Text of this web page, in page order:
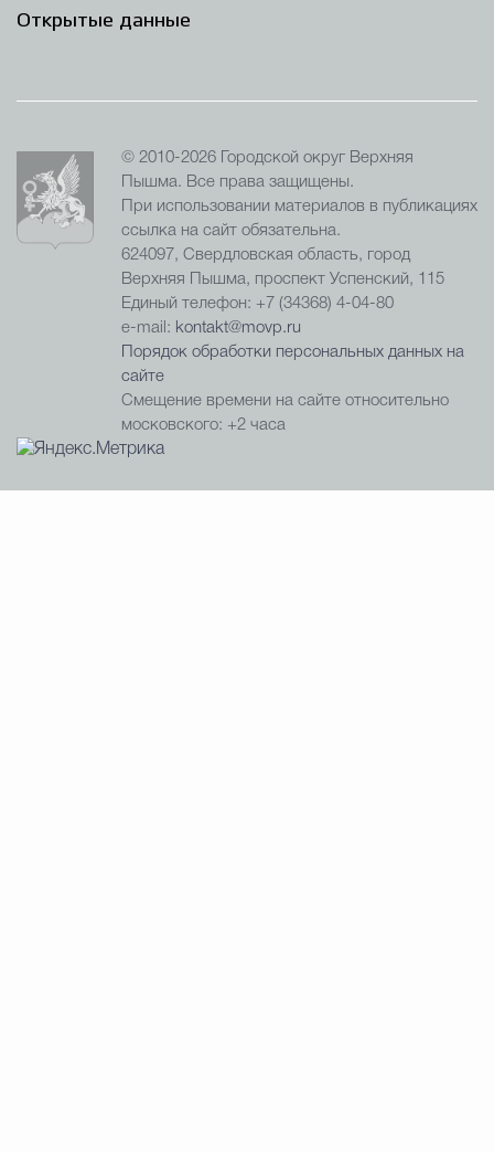
Открытые данные
© 2010-2026 Городской округ Верхняя
Пышма. Все права защищены.
При использовании материалов в публикациях
ссылка на сайт обязательна.
624097, Свердловская область, город
Верхняя Пышма, проспект Успенский, 115
Единый телефон: +7 (34368) 4-04-80
e-mail: kontakt@movp.ru
Порядок обработки персональных данных на
сайте
Смещение времени на сайте относительно
московского: +2 часа